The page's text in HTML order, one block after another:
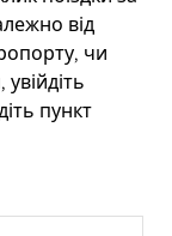
від
чи
пункт